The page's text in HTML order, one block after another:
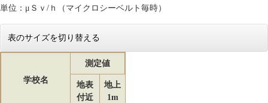
単位：μＳｖ/ｈ（マイクロシーベルト毎時）
表のサイズを切り替える
学校名
測定値
地表
付近
地上
1m